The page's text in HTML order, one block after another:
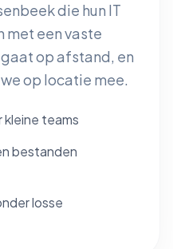
die hun IT
met een vaste
op afstand, en
op locatie mee.
kleine teams
bestanden
losse